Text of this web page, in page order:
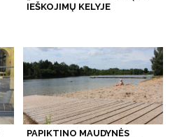
IEŠKOJIMŲ KELYJE
PAPIKTINO MAUDYNĖS